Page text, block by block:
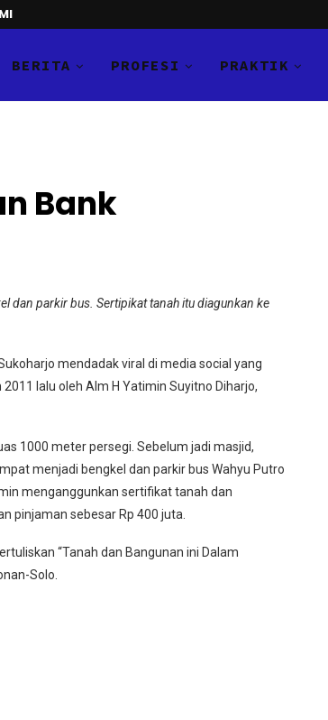
BERITA PROFESI PRAKTIK
Bank
dan parkir bus. Sertipikat tanah itu diagunkan ke
mendadak viral di media social yang
lalu oleh Alm H Yatimin Suyitno Diharjo,
1000 meter persegi. Sebelum jadi masjid,
menjadi bengkel dan parkir bus Wahyu Putro
menganggunkan sertifikat tanah dan
pinjaman sebesar Rp 400 juta.
“Tanah dan Bangunan ini Dalam
Solo.